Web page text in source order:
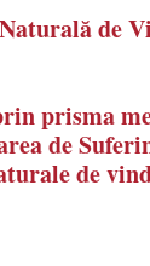
de
prisma
de
de